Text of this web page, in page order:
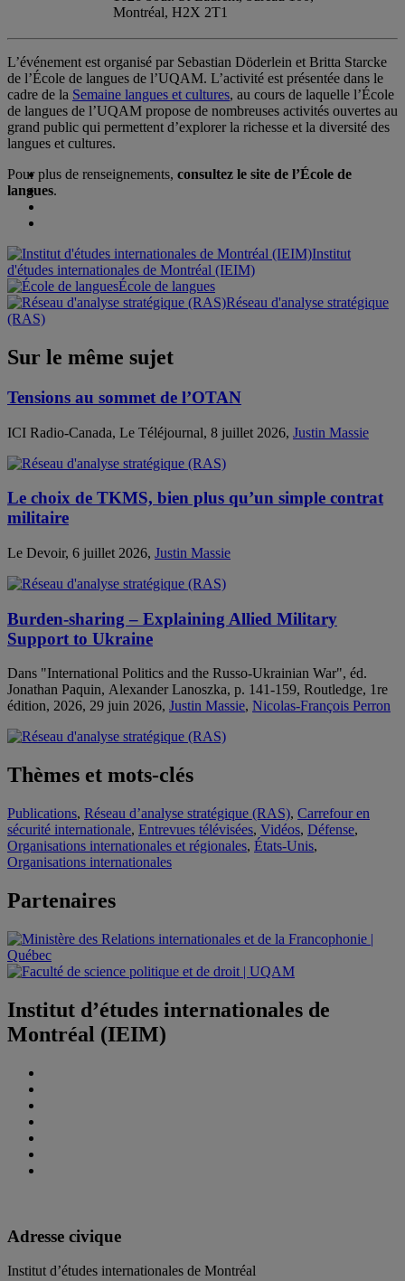
Montréal, H2X 2T1
L’événement est organisé par Sebastian Döderlein et Britta Starcke
de l’École de langues de l’UQAM. L’activité est présentée dans le
cadre de la Semaine langues et cultures, au cours de laquelle l’École
de langues de l’UQAM propose de nombreuses activités ouvertes au
grand public qui permettent d’explorer la richesse et la diversité des
langues et cultures.
Pour plus de renseignements, consultez le site de l’École de
langues.
Institut
d'études internationales de Montréal (IEIM)
École de langues
Réseau d'analyse stratégique
(RAS)
Sur le même sujet
Tensions au sommet de l’OTAN
ICI Radio-Canada, Le Téléjournal, 8 juillet 2026, Justin Massie
Le choix de TKMS, bien plus qu’un simple contrat
militaire
Le Devoir, 6 juillet 2026, Justin Massie
Burden-sharing – Explaining Allied Military
Support to Ukraine
Dans "International Politics and the Russo-Ukrainian War", éd.
Jonathan Paquin, Alexander Lanoszka, p. 141-159, Routledge, 1re
édition, 2026, 29 juin 2026, Justin Massie, Nicolas-François Perron
Thèmes et mots-clés
Publications, Réseau d’analyse stratégique (RAS), Carrefour en
sécurité internationale, Entrevues télévisées, Vidéos, Défense,
Organisations internationales et régionales, États-Unis,
Organisations internationales
Partenaires
Institut d’études internationales de
Montréal (IEIM)
Adresse civique
Institut d’études internationales de Montréal